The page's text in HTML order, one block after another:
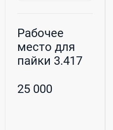
Рабочее
место для
пайки 3.417
25 000